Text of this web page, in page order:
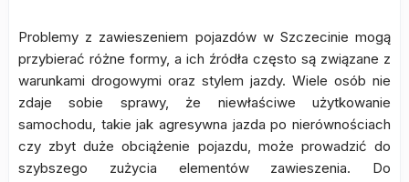
Problemy z zawieszeniem pojazdów w Szczecinie mogą
przybierać różne formy, a ich źródła często są związane z
warunkami drogowymi oraz stylem jazdy. Wiele osób nie
zdaje sobie sprawy, że niewłaściwe użytkowanie
samochodu, takie jak agresywna jazda po nierównościach
czy zbyt duże obciążenie pojazdu, może prowadzić do
szybszego zużycia elementów zawieszenia. Do